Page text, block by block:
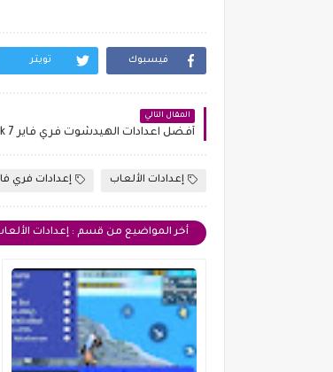
فيسبوك تويتر
المقال التالي
أفضل اعدادات الهيدشوت فري فاير Tecno Spark 7
إعدادات الألعاب إعدادات فري
أخر المواضيع من قسم : إعدادات